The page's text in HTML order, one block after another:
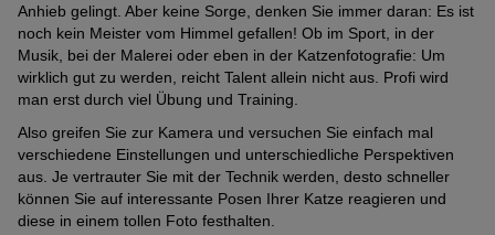
Anhieb gelingt. Aber keine Sorge, denken Sie immer daran: Es ist
noch kein Meister vom Himmel gefallen! Ob im Sport, in der
Musik, bei der Malerei oder eben in der Katzenfotografie: Um
wirklich gut zu werden, reicht Talent allein nicht aus. Profi wird
man erst durch viel Übung und Training.
Also greifen Sie zur Kamera und versuchen Sie einfach mal
verschiedene Einstellungen und unterschiedliche Perspektiven
aus. Je vertrauter Sie mit der Technik werden, desto schneller
können Sie auf interessante Posen Ihrer Katze reagieren und
diese in einem tollen Foto festhalten.